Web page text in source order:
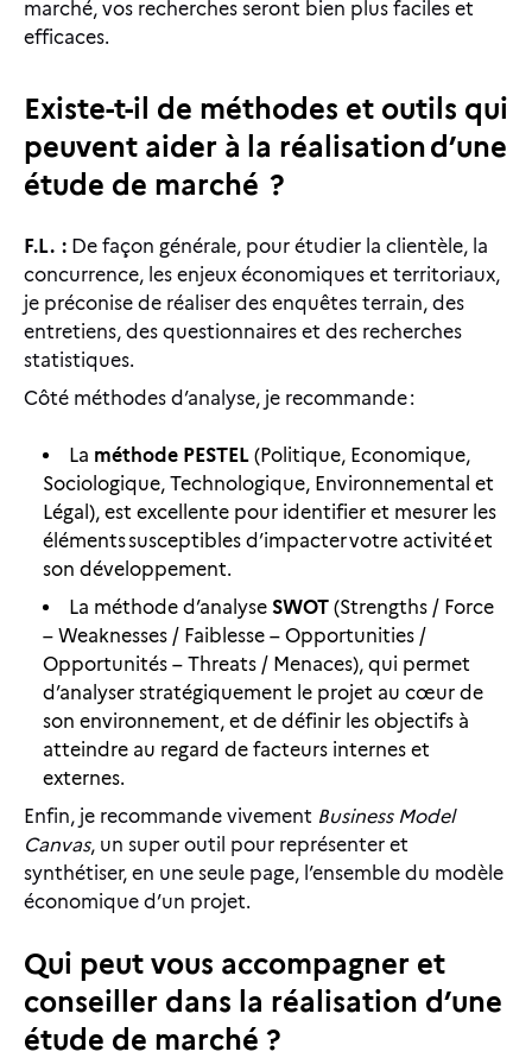
marché, vos recherches seront bien plus faciles et
efficaces.
Existe-t-il de méthodes et outils qui
peuvent aider à la réalisation d’une
étude de marché ?
F.L. : De façon générale, pour étudier la clientèle, la
concurrence, les enjeux économiques et territoriaux,
je préconise de réaliser des enquêtes terrain, des
entretiens, des questionnaires et des recherches
statistiques.
Côté méthodes d’analyse, je recommande :
La méthode PESTEL (Politique, Economique,
Sociologique, Technologique, Environnemental et
Légal), est excellente pour identifier et mesurer les
éléments susceptibles d’impacter votre activité et
son développement.
La méthode d’analyse SWOT (Strengths / Force
– Weaknesses / Faiblesse – Opportunities /
Opportunités – Threats / Menaces), qui permet
d’analyser stratégiquement le projet au cœur de
son environnement, et de définir les objectifs à
atteindre au regard de facteurs internes et
externes.
Enfin, je recommande vivement Business Model
Canvas, un super outil pour représenter et
synthétiser, en une seule page, l’ensemble du modèle
économique d’un projet.
Qui peut vous accompagner et
conseiller dans la réalisation d’une
étude de marché ?